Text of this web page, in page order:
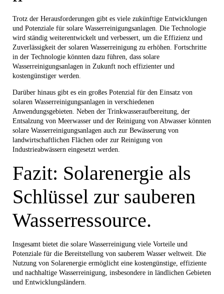
Trotz der Herausforderungen gibt es viele zukünftige Entwicklungen
und Potenziale für solare Wasserreinigungsanlagen. Die Technologie
wird ständig weiterentwickelt und verbessert, um die Effizienz und
Zuverlässigkeit der solaren Wasserreinigung zu erhöhen. Fortschritte
in der Technologie könnten dazu führen, dass solare
Wasserreinigungsanlagen in Zukunft noch effizienter und
kostengünstiger werden.
Darüber hinaus gibt es ein großes Potenzial für den Einsatz von
solaren Wasserreinigungsanlagen in verschiedenen
Anwendungsgebieten. Neben der Trinkwasseraufbereitung, der
Entsalzung von Meerwasser und der Reinigung von Abwasser könnten
solare Wasserreinigungsanlagen auch zur Bewässerung von
landwirtschaftlichen Flächen oder zur Reinigung von
Industrieabwässern eingesetzt werden.
Fazit: Solarenergie als
Schlüssel zur sauberen
Wasserressource.
Insgesamt bietet die solare Wasserreinigung viele Vorteile und
Potenziale für die Bereitstellung von sauberem Wasser weltweit. Die
Nutzung von Solarenergie ermöglicht eine kostengünstige, effiziente
und nachhaltige Wasserreinigung, insbesondere in ländlichen Gebieten
und Entwicklungsländern.